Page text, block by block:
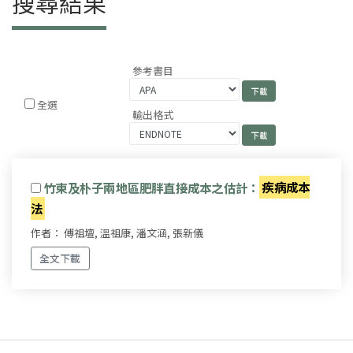
全選
參考書目
輸出格式
竹東及朴子兩地區肥胖直接成本之估計： 疾病成本
法
作者： 傅祖壇, 溫祖康, 潘文涵, 張新儀
全文下載